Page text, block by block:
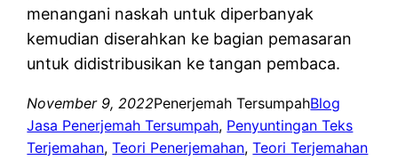
menangani naskah untuk diperbanyak
kemudian diserahkan ke bagian pemasaran
untuk didistribusikan ke tangan pembaca.
November 9, 2022Penerjemah TersumpahBlog
Jasa Penerjemah Tersumpah, Penyuntingan Teks
Terjemahan, Teori Penerjemahan, Teori Terjemahan